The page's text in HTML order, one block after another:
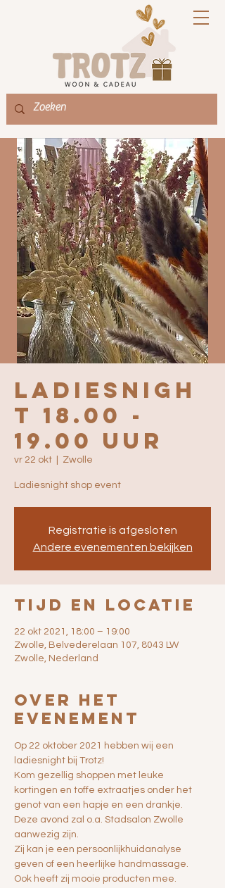
Ladiesnigh
t 18.00 -
19.00 uur
vr 22 okt Zwolle
Ladiesnight shop event
Registratie is afgesloten
Andere evenementen bekijken
Tijd en locatie
22 okt 2021, 18:00 – 19:00
Zwolle, Belvederelaan 107, 8043 LW
Zwolle, Nederland
Over het
evenement
Op 22 oktober 2021 hebben wij een
ladiesnight bij Trotz!
Kom gezellig shoppen met leuke
kortingen en toffe extraatjes onder het
genot van een hapje en een drankje.
Deze avond zal o.a. Stadsalon Zwolle
aanwezig zijn.
Zij kan je een persoonlijkhuidanalyse
geven of een heerlijke handmassage.
Ook heeft zij mooie producten mee.